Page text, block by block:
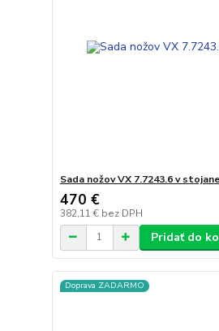
Sada nožov VX 7.7243.6 v stojane
470 €
382,11 € bez DPH
Pridať do
Doprava ZADARMO